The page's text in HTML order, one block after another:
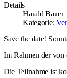
Details
Harald Bauer
Kategorie:
Save the date!
Im Rahmen der von
Die Teilnahme ist